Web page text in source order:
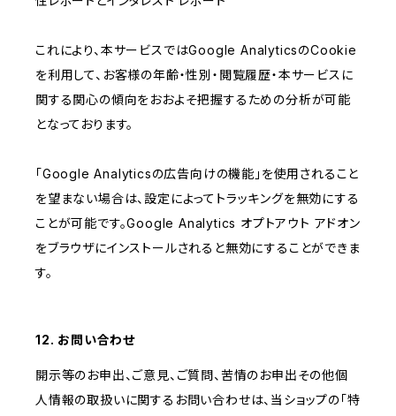
これにより、本サービスではGoogle AnalyticsのCookie
を利用して、お客様の年齢・性別・閲覧履歴・本サービスに
関する関心の傾向をおおよそ把握するための分析が可能
となっております。
「Google Analyticsの広告向けの機能」を使用されること
を望まない場合は、設定によってトラッキングを無効にする
ことが可能です。Google Analytics オプトアウト アドオン
をブラウザにインストールされると無効にすることができま
す。
12. お問い合わせ
開示等のお申出、ご意見、ご質問、苦情のお申出その他個
人情報の取扱いに関するお問い合わせは、当ショップの「特